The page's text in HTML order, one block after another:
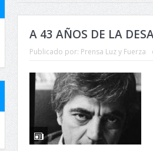
A 43 AÑOS DE LA
Publicado por: Prensa Luz y Fuerza